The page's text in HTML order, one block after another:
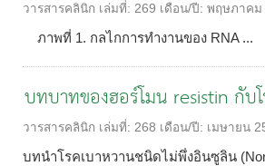
วารสารคลินิก เล่มที่: 269 เดือน/ปี: พฤษภาคม
ภาพที่ 1. กลไกการทำงานของ RNA ...
บทบาทของฮอร์โมน resistin กับ
วารสารคลินิก เล่มที่: 268 เดือน/ปี: เมษายน
บทนำโรคเบาหวานชนิดไม่พึ่งอินซูลิน